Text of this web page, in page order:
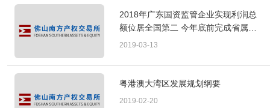
2018年广东国资监管企业实现利润总
额位居全国第二 今年底前完成省属企
业集团层面重组
2019-03-13
粤港澳大湾区发展规划纲要
2019-02-20